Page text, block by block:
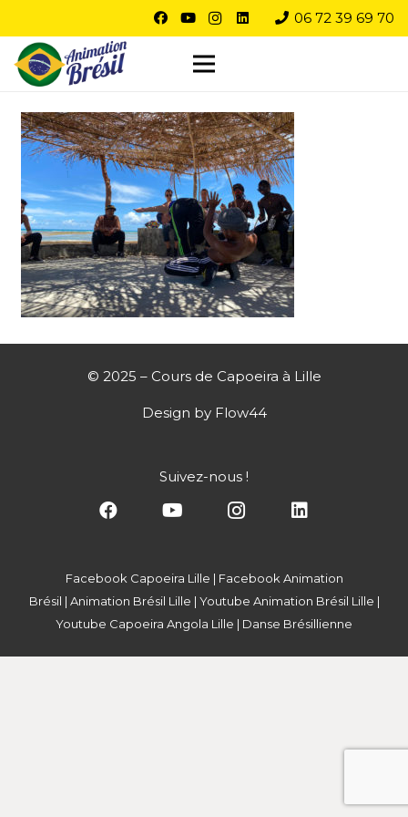
06 72 39 69 70
© 2025 – Cours de Capoeira à Lille
Design by Flow44
Suivez-nous !
Facebook Capoeira Lille | Facebook Animation
Brésil | Animation Brésil Lille | Youtube Animation Brésil Lille |
Youtube Capoeira Angola Lille | Danse Brésillienne